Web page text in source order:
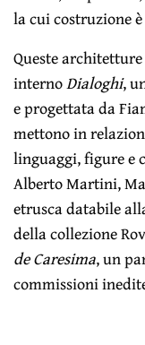
la cui costruzione
Queste
internoDialoghi,
e progettata da
mettono in
linguaggi, figure e
Alberto Martini,
etrusca databile
della collezione
de Caresima, un
commissioni